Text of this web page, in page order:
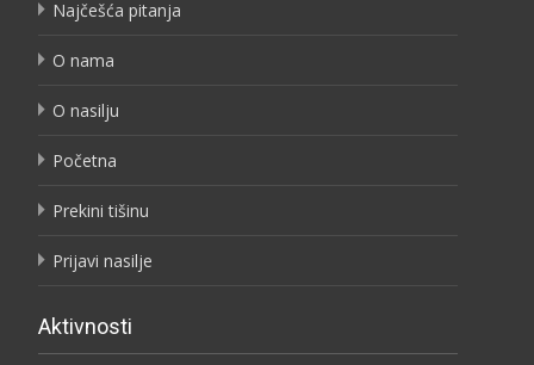
Najčešća pitanja
O nama
O nasilju
Početna
Prekini tišinu
Prijavi nasilje
Aktivnosti